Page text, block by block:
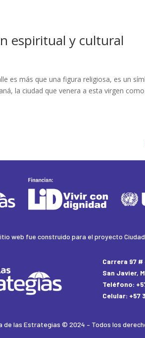
espiritual y cultural
es más que una figura religiosa, es un
la ciudad que venera a esta virgen
web fue construido para el proyecto
Carrera 97 #
San Javier,
Teléfono:
Celular: +57
de las Estrategias © 2024 – Todos los